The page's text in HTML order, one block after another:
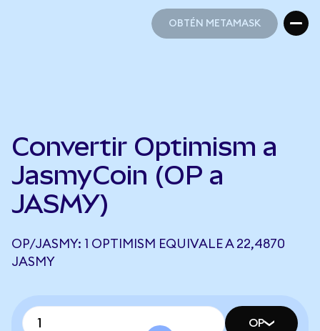
OBTÉN METAMASK
Convertir Optimism a
JasmyCoin (OP a
JASMY)
OP/JASMY: 1 OPTIMISM EQUIVALE A 22,4870
JASMY
OP